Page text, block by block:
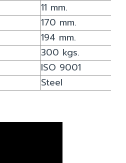
11 mm.
170 mm.
194 mm.
300 kgs.
ISO 9001
Steel